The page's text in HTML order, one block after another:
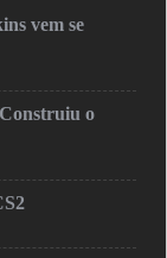
vem se
o